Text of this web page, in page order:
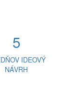
5
IDEOVÝ
NÁVRH